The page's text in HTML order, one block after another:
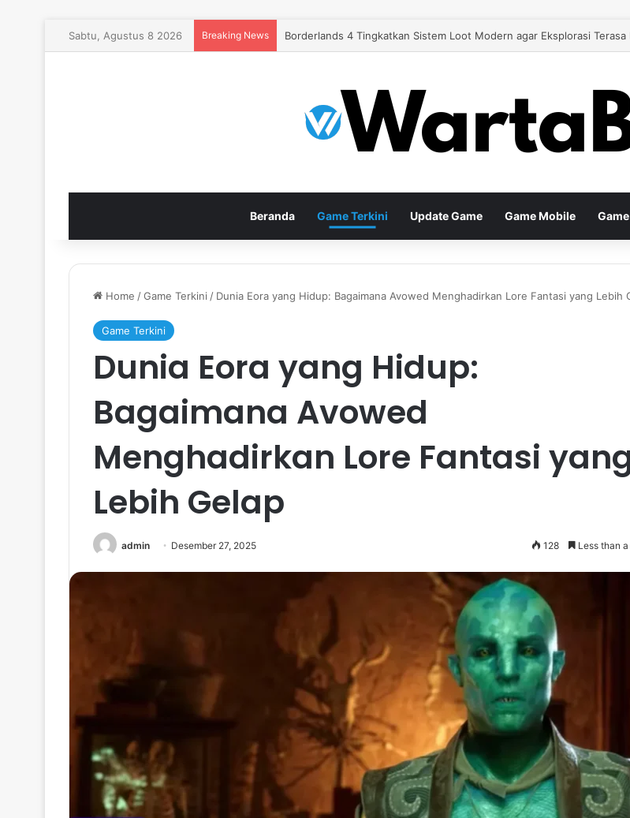
Sabtu, Agustus 8 2026 Breaking News EA Sports FC 26 Tingkatkan Gameplay Modern untuk Pengalaman
Beranda Game Terkini Update Game Game Mobile
Home /Game Terkini / Dunia Eora yang Hidup: Bagaimana Avowed Menghadirkan Lore Fantasi yang Lebih
Game Terkini
Dunia Eora yang Hidup:
Bagaimana Avowed
Menghadirkan Lore Fantasi
Lebih Gelap
admin Desember 27, 2025 128 Less than